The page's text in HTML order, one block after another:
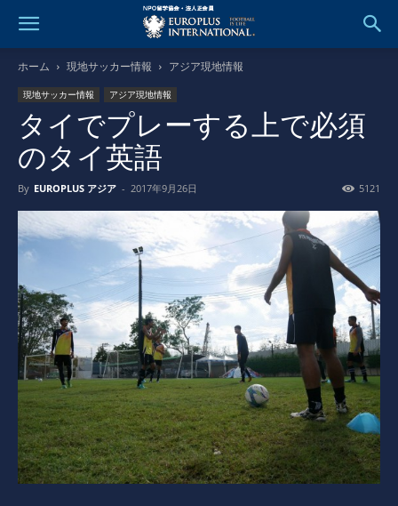
ホーム 現地サッカー情報 アジア現地情報
現地サッカー情報 アジア現地情報
タイでプレーする上で必須
のタイ英語
By EUROPLUS アジア - 2017年9月26日 5121